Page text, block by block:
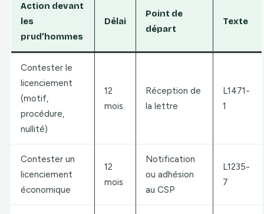
Action devant
les
prud’hommes
Délai
Point de
départ
Texte
Contester le
licenciement
(motif,
procédure,
nullité)
12
mois
Réception de
la lettre
L1471-
1
Contester un
licenciement
économique
12
mois
Notification
ou adhésion
au CSP
L1235-
7